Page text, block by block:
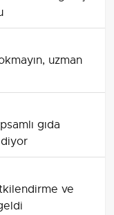
uzman
gıda
ve